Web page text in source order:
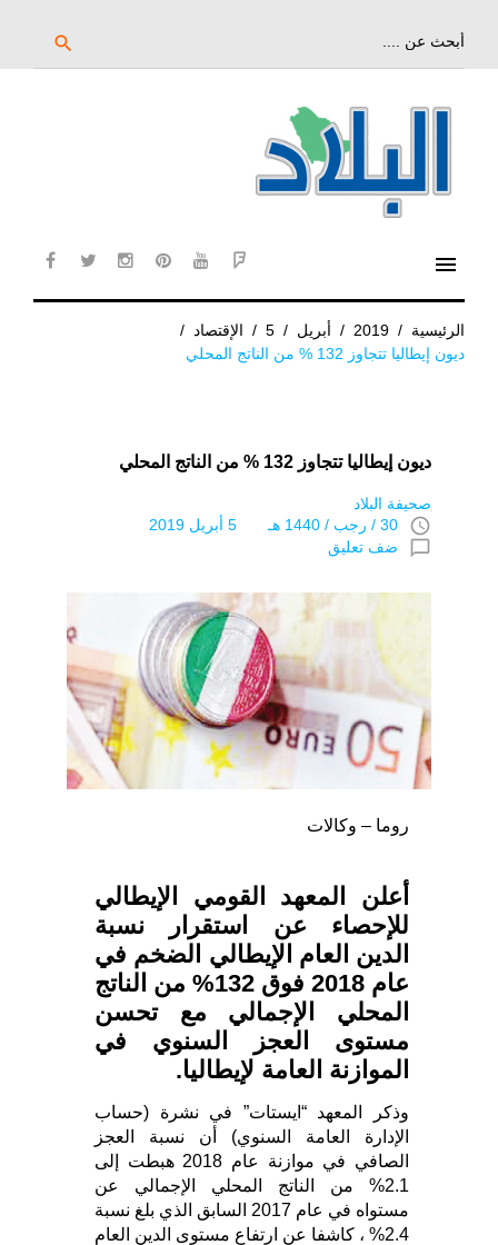
search
menu
الرئيسية /
2019
/ أبريل /
5
/ الإقتصاد
/
ديون إيطاليا تتجاوز 132 % من الناتج المحلي
ديون إيطاليا تتجاوز 132 % من الناتج المحلي
صحيفة البلاد
access_time 30 / رجب / 1440 هـ 5 أبريل 2019
chat_bubble_outline ضف تعليق
روما – وكالات
أعلن المعهد القومي الإيطالي
للإحصاء عن استقرار نسبة
الدين العام الإيطالي الضخم في
عام 2018 فوق 132% من الناتج
المحلي الإجمالي مع تحسن
مستوى العجز السنوي في
الموازنة العامة لإيطاليا.
وذكر المعهد “ايستات” في نشرة (حساب
الإدارة العامة السنوي) أن نسبة العجز
الصافي في موازنة عام 2018 هبطت إلى
2.1% من الناتج المحلي الإجمالي عن
مستواه في عام 2017 السابق الذي بلغ نسبة
2.4% ، كاشفا عن ارتفاع مستوى الدين العام